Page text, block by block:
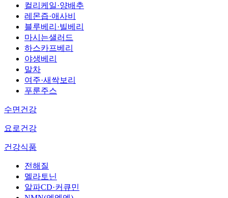
컬리케일·양배추
레몬즙·애사비
블루베리·빌베리
마시는샐러드
하스카프베리
야생베리
말차
여주·새싹보리
푸룬주스
수면건강
요로건강
건강식품
전해질
멜라토닌
알파CD·커큐민